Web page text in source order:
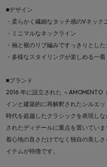
■デザイン
・柔らかく繊細なタッチ感のVネック
・ミニマルなネックライン
・袖と裾のリブ編みですっきりとした
・多様なスタイリングが楽しめる一着
■ブランド
2016 年に設立された ＜AMOMENTO
インと建築的に再解釈されたシルエッ
時代を超越したクラシックを表現し
されたディテールに重点を置いていま
着心地の良さだけでなく独自の美し
イテムが特徴です。